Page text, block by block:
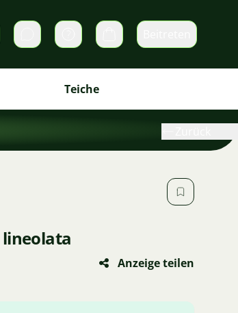
DirektnachrichtenWarenkorb
Teiche
lineolata
Anzeige teilen